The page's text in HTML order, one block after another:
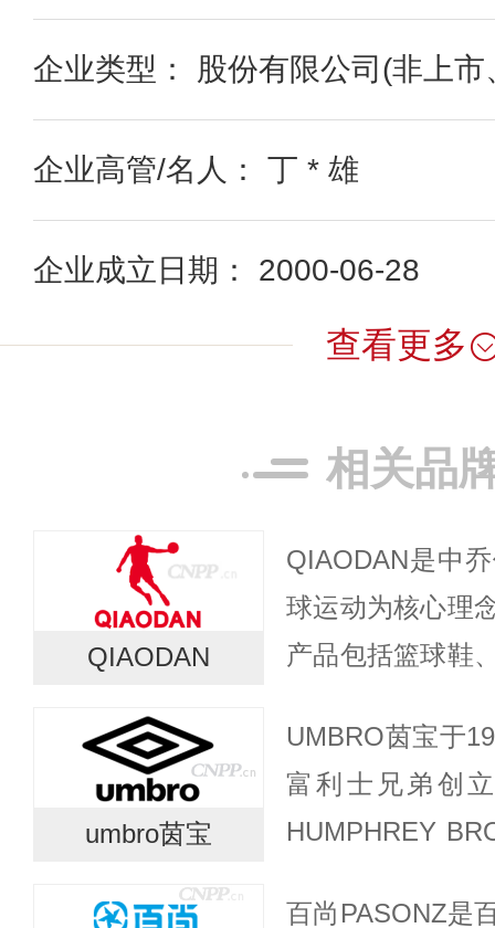
企业类型： 股份有限公司(非上
企业高管/名人： 丁 * 雄
企业成立日期： 2000-06-28
查看更多
相关品
QIAODAN
QIAODAN是中
球运动为核心理
产品包括篮球鞋
采用了先进的技
缓震效...
umbro茵宝
UMBRO茵宝于
富利士兄弟创
HUMPHREY
百尚PASONZ是